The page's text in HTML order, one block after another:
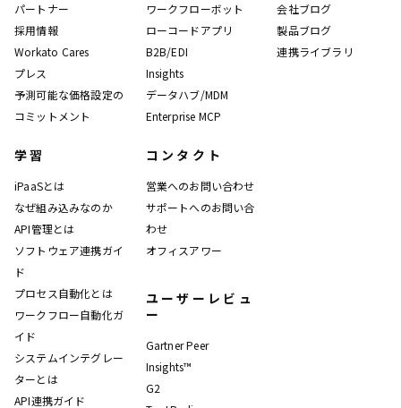
パートナー
採用情報
Workato Cares
プレス
予測可能な価格設定の
コミットメント
ワークフローボット
ローコードアプリ
B2B/EDI
Insights
データハブ/MDM
Enterprise MCP
会社ブログ
製品ブログ
連携ライブラリ
学習
iPaaSとは
なぜ組み込みなのか
API管理とは
ソフトウェア連携ガイ
ド
プロセス自動化とは
ワークフロー自動化ガ
イド
システムインテグレー
ターとは
API連携ガイド
コンタクト
営業へのお問い合わせ
サポートへのお問い合
わせ
オフィスアワー
ユーザーレビュ
ー
Gartner Peer
Insights™
G2